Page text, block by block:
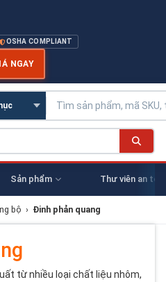
OSHA COMPLIANT
NGAY
Sản phẩm Thư viên an
bộ › Đinh phản quang
từ nhiều loại chất liệu nhôm,